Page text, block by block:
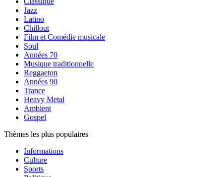
Jazz
Latino
Chillout
Film et Comédie musicale
Soul
Années 70
Musique traditionnelle
Reggaeton
Années 90
Trance
Heavy Metal
Ambient
Gospel
Thèmes les plus populaires
Informations
Culture
Sports